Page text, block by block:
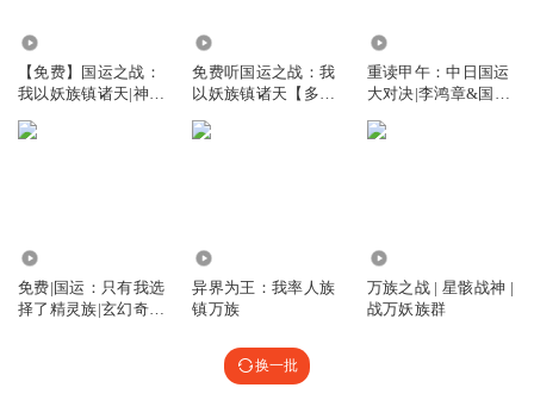
黄风怪此时如何想
回复 2025-08-30 1
【免费】国运之战：
我以妖族镇诸天|神
免费听国运之战：我
以妖族镇诸天【多人
重读甲午：中日国运
大对决|李鸿章&国运
免费|国运：只有我选
择了精灵族|玄幻奇幻
异界为王：我率人族
镇万族
万族之战 | 星骸战神 |
战万妖族群
换一批